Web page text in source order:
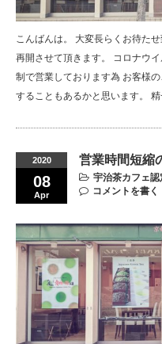
こんばんは。 大変長らくお待た
再開させて頂きます。 コロナウ
制で営業しております為 お客様
することもあるかと思います。
2020
08
Apr
営業時間短縮
宇治茶カフェ認
コメントを書く